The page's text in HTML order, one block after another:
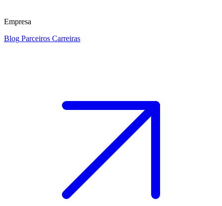
Empresa
Blog Parceiros Carreiras